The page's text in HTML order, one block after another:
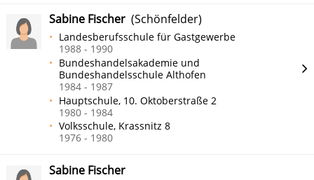
Sabine Fischer (Schönfelder)
Landesberufsschule für Gastgewerbe
1988 - 1990
Bundeshandelsakademie und
Bundeshandelsschule Althofen
1984 - 1987
Hauptschule, 10. Oktoberstraße 2
1980 - 1984
Volksschule, Krassnitz 8
1976 - 1980
Sabine Fischer